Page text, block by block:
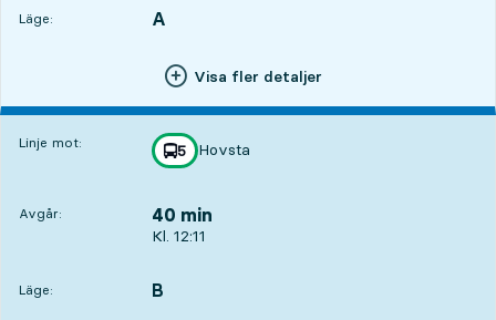
Läge:
LÄGE, A
,
Visa fler detaljer
Linje mot: linje
5
mot
Hovsta
,
Avgår: 40 min
Avgår, Kl. 12:11, om 40 min
Kl. 12:11
Läge:
LÄGE, B
,